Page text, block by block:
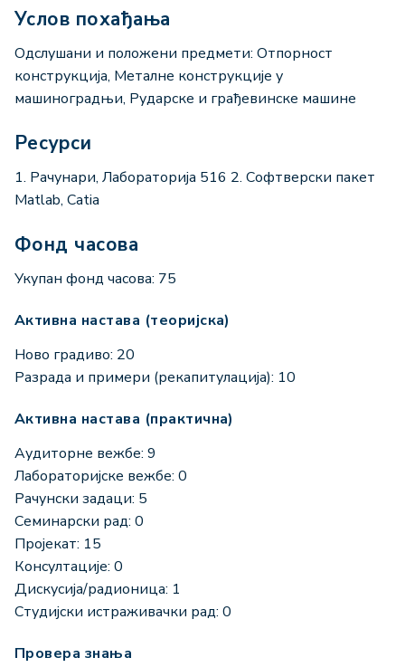
Услов похађања
Одслушани и положени предмети: Отпорност
конструкција, Металне конструкције у
машиноградњи, Рударске и грађевинске машине
Ресурси
1. Рачунари, Лабораторија 516 2. Софтверски пакет
Matlab, Catia
Фонд часова
Укупан фонд часова: 75
Активна настава (теоријска)
Ново градиво: 20
Разрада и примери (рекапитулација): 10
Активна настава (практична)
Аудиторне вежбе: 9
Лабораторијске вежбе: 0
Рачунски задаци: 5
Семинарски рад: 0
Пројекат: 15
Консултације: 0
Дискусија/радионица: 1
Студијски истраживачки рад: 0
Провера знања